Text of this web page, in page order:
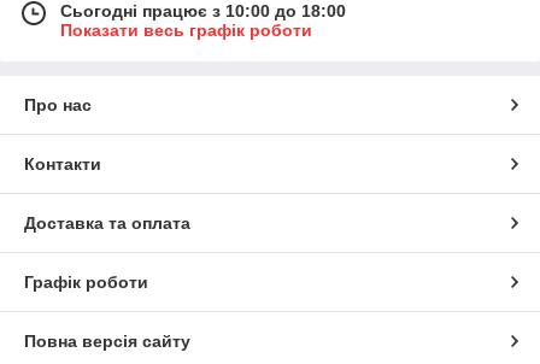
Сьогодні працює з 10:00 до 18:00
Показати весь графік роботи
Про нас
Контакти
Доставка та оплата
Графік роботи
Повна версія сайту